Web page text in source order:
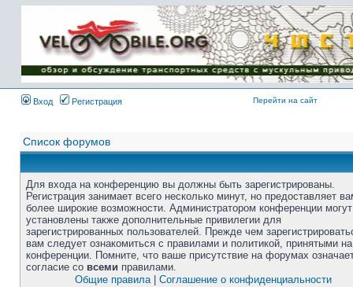
Вход Регистрация Перейти на сайт
Список форумов
Для входа на конференцию вы должны быть зарегистрированы.
Регистрация занимает всего несколько минут, но предоставляет
более широкие возможности. Администратором конференции
установлены также дополнительные привилегии для
зарегистрированных пользователей. Прежде чем
вам следует ознакомиться с правилами и политикой, принятыми на
конференции. Помните, что ваше присутствие на форумах
согласие со всеми правилами.
Общие правила| Соглашение о конфиденциальности